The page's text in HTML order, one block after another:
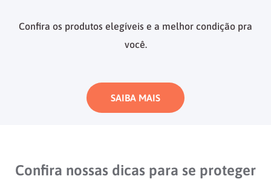
Confira os produtos elegíveis e a melhor condição pra
você.
SAIBA MAIS
Confira nossas dicas para se proteger